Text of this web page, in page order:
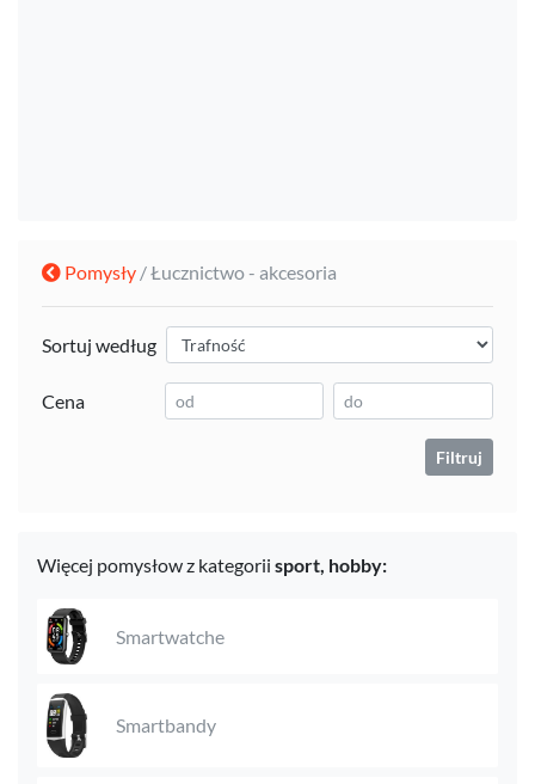
Pomysły / Łucznictwo - akcesoria
Sortuj według
Cena
Filtruj
Więcej pomysłow z kategorii sport, hobby:
Smartwatche
Smartbandy